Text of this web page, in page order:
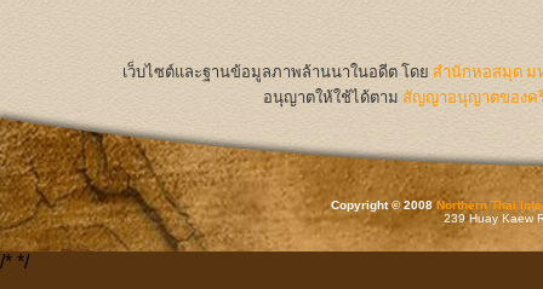
เว็บไซต์และฐานข้อมูลภาพล้านนาในอดีต โดย สำนักหอสมุด ม
อนุญาตให้ใช้ได้ตาม สัญญาอนุญาตของค
Copyright © 2008Northern Thai
239 Huay Kaew
/* */